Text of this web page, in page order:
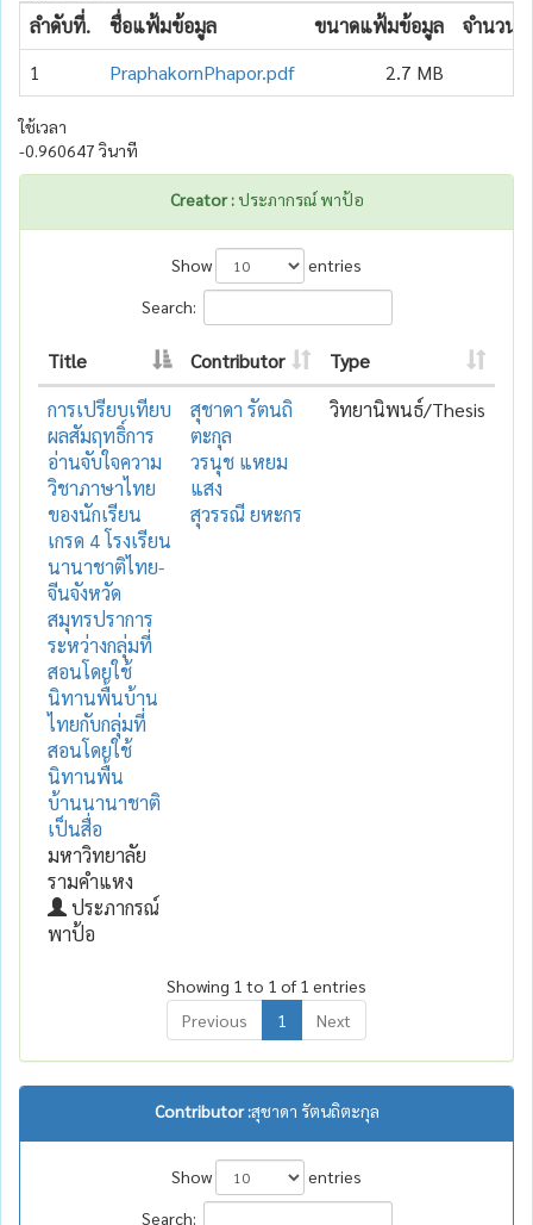
ลำดับที่. ชื่อแฟ้มข้อมูล ขนาดแฟ้มข้อมูล
จำนวนเ
1
PraphakornPhapor.pdf 2.7 MB
ใช้เวลา
-0.960647 วินาที
Creator :ประภากรณ์ พาป้อ
Show
entries
Search:
Title Contributor
Type
การเปรียบเทียบ
ผลสัมฤทธิ์การ
อ่านจับใจความ
วิชาภาษาไทย
ของนักเรียน
เกรด 4 โรงเรียน
นานาชาติไทย-
จีนจังหวัด
สมุทรปราการ
ระหว่างกลุ่มที่
สอนโดยใช้
นิทานพื้นบ้าน
ไทยกับกลุ่มที่
สอนโดยใช้
นิทานพื้น
บ้านนานาชาติ
เป็นสื่อ
มหาวิทยาลัย
รามคำแหง
ประภากรณ์
พาป้อ
สุชาดา รัตนถิ
ตะกุล
วรนุช แหยม
แสง
สุวรรณี ยหะกร
วิทยานิพนธ์/Thesis
Showing 1 to 1 of 1 entries
Previous
1 Next
Contributor :สุชาดา รัตนถิตะกุล
Show
entries
Search: